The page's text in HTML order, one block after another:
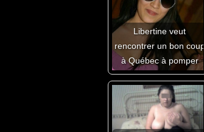
Libertine veut
rencontrer un bon coup
à Québec à pomper